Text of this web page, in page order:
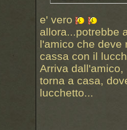
e' vero
allora...potrebbe
l'amico che deve
cassa con il
Arriva
torna a casa,
lucchetto...